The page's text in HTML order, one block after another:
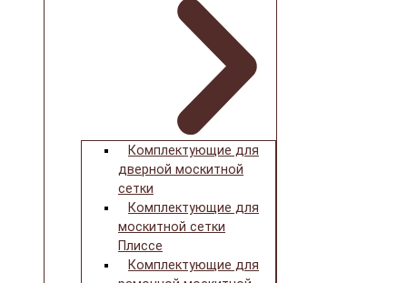
Комплектующие для
дверной москитной
сетки
Комплектующие для
москитной сетки
Плиссе
Комплектующие для